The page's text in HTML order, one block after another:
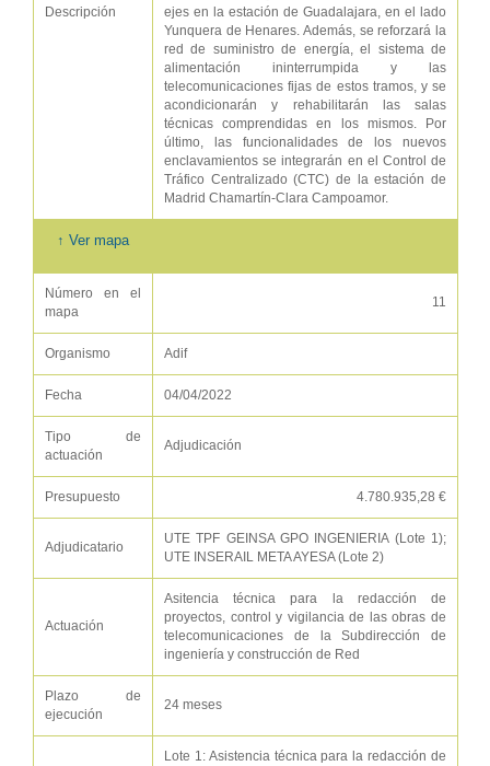
Descripción
ejes en la estación de Guadalajara, en el lado
Yunquera de Henares. Además, se reforzará la
red de suministro de energía, el sistema de
alimentación ininterrumpida y las
telecomunicaciones fijas de estos tramos, y se
acondicionarán y rehabilitarán las salas
técnicas comprendidas en los mismos. Por
último, las funcionalidades de los nuevos
enclavamientos se integrarán en el Control de
Tráfico Centralizado (CTC) de la estación de
Madrid Chamartín-Clara Campoamor.
↑ Ver mapa
Número en el
mapa
11
Organismo Adif
Fecha 04/04/2022
Tipo de
actuación
Adjudicación
Presupuesto 4.780.935,28 €
Adjudicatario
UTE TPF GEINSA GPO INGENIERIA (Lote 1);
UTE INSERAIL META AYESA (Lote 2)
Actuación
Asitencia técnica para la redacción de
proyectos, control y vigilancia de las obras de
telecomunicaciones de la Subdirección de
ingeniería y construcción de Red
Plazo de
ejecución
24 meses
Lote 1: Asistencia técnica para la redacción de